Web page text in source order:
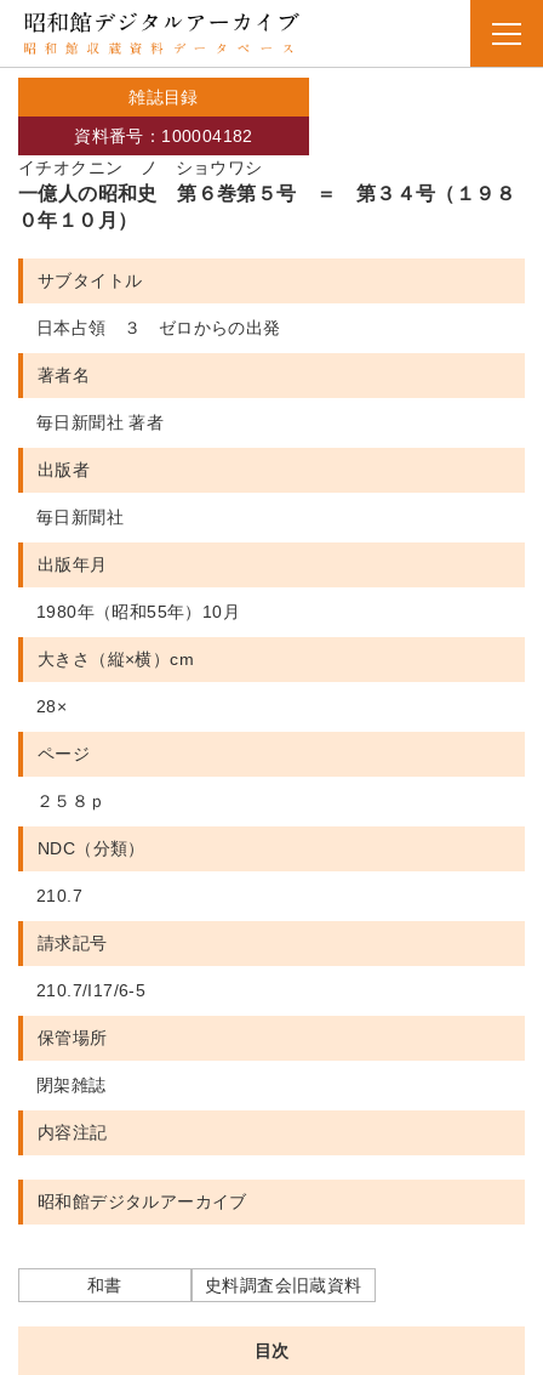
雑誌目録
イチオクニン ノ ショウワシ
資料番号：100004182
一億人の昭和史 第６巻第５号 ＝ 第３４号（１９８
０年１０月）
サブタイトル
日本占領 ３ ゼロからの出発
著者名
毎日新聞社 著者
出版者
毎日新聞社
出版年月
1980年（昭和55年）10月
大きさ（縦×横）cm
28×
ページ
２５８ｐ
NDC（分類）
210.7
請求記号
210.7/I17/6-5
保管場所
閉架雑誌
内容注記
昭和館デジタルアーカイブ
和書 史料調査会旧蔵資料
目次